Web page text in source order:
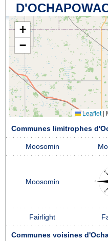
+
−
Leaflet |
Communes limitrophes
Moosomin
Moosomin
Fairlight
Communes voisines